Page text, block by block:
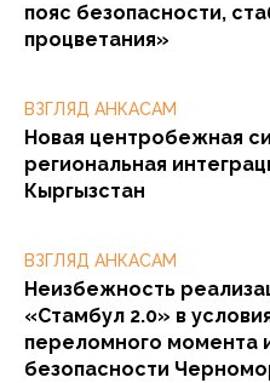
пояс безопасности,
процветания»
ВЗГЛЯД АНКАСАМ
Новая центробежная
региональная
Кыргызстан
ВЗГЛЯД АНКАСАМ
Неизбежность
«Стамбул 2.0» в
переломного момента
безопасности